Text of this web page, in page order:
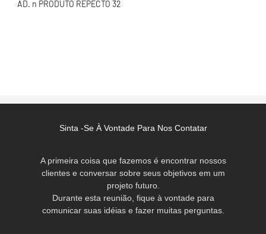
Sinta -se À Vontade Para Nos Contatar
A primeira coisa que fazemos é encontrar nossos
clientes e conversar sobre seus objetivos em um
projeto futuro.
Durante esta reunião, fique à vontade para
comunicar suas idéias e fazer muitas perguntas.